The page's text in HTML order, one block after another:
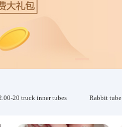
20 truck inner tubes Rabbit tube